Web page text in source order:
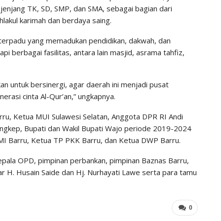
TK, SD, SMP, dan SMA, sebagai bagian dari
karimah dan berdaya saing.
yang memadukan pendidikan, dakwah, dan
berbagai fasilitas, antara lain masjid, asrama tahfiz,
untuk bersinergi, agar daerah ini menjadi pusat
cinta Al-Qur’an,” ungkapnya.
Ketua MUI Sulawesi Selatan, Anggota DPR RI Andi
Bupati dan Wakil Bupati Wajo periode 2019-2024
Barru, Ketua TP PKK Barru, dan Ketua DWP Barru.
OPD, pimpinan perbankan, pimpinan Baznas Barru,
H. Husain Saide dan Hj. Nurhayati Lawe serta para tamu
0